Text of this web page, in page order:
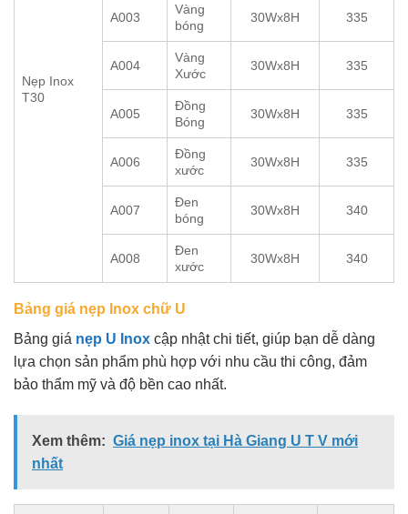
Nẹp Inox
T30
A003
Vàng
bóng
30Wx8H 335
A004
Vàng
Xước
30Wx8H 335
A005
Đồng
Bóng
30Wx8H 335
A006
Đồng
xước
30Wx8H 335
A007
Đen
bóng
30Wx8H 340
A008
Đen
xước
30Wx8H 340
Bảng giá nẹp Inox chữ U
Bảng giá nẹp U Inox cập nhật chi tiết, giúp bạn dễ dàng
lựa chọn sản phẩm phù hợp với nhu cầu thi công, đảm
bảo thẩm mỹ và độ bền cao nhất.
Xem thêm: Giá nẹp inox tại Hà Giang U T V mới
nhất